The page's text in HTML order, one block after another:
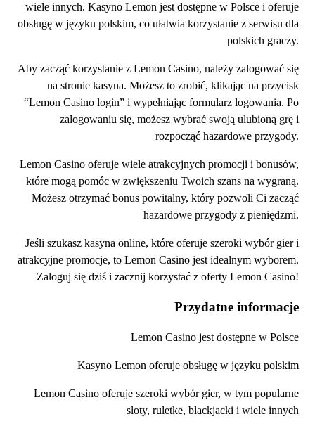
wiele innych. Kasyno Lemon jest dostępne w Polsce i oferuje
obsługę w języku polskim, co ułatwia korzystanie z serwisu dla
polskich graczy.
Aby zacząć korzystanie z Lemon Casino, należy zalogować się
na stronie kasyna. Możesz to zrobić, klikając na przycisk
“Lemon Casino login” i wypełniając formularz logowania. Po
zalogowaniu się, możesz wybrać swoją ulubioną grę i
rozpocząć hazardowe przygody.
Lemon Casino oferuje wiele atrakcyjnych promocji i bonusów,
które mogą pomóc w zwiększeniu Twoich szans na wygraną.
Możesz otrzymać bonus powitalny, który pozwoli Ci zacząć
hazardowe przygody z pieniędzmi.
Jeśli szukasz kasyna online, które oferuje szeroki wybór gier i
atrakcyjne promocje, to Lemon Casino jest idealnym wyborem.
Zaloguj się dziś i zacznij korzystać z oferty Lemon Casino!
Przydatne informacje
Lemon Casino jest dostępne w Polsce
Kasyno Lemon oferuje obsługę w języku polskim
Lemon Casino oferuje szeroki wybór gier, w tym popularne
sloty, ruletke, blackjacki i wiele innych